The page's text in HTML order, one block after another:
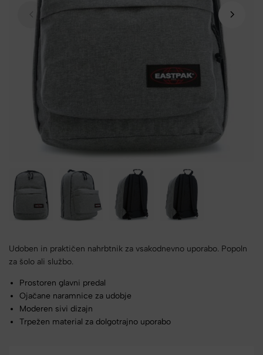
Udoben in praktičen nahrbtnik za vsakodnevno uporabo. Popoln
za šolo ali službo.
Prostoren glavni predal
Ojačane naramnice za udobje
Moderen sivi dizajn
Trpežen material za dolgotrajno uporabo